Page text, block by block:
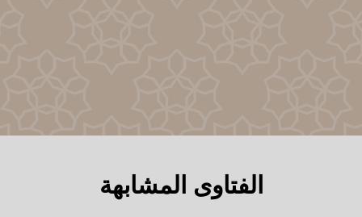
الفتاوى المشابهة